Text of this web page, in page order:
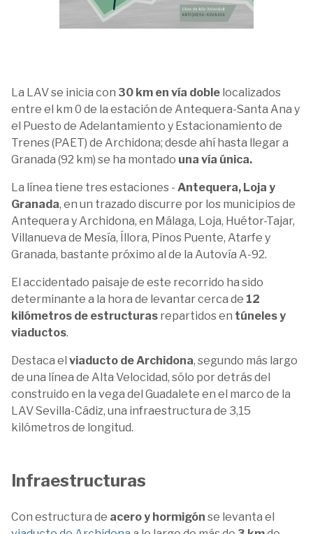
La LAV se inicia con 30 km en vía doble localizados
entre el km 0 de la estación de Antequera-Santa Ana y
el Puesto de Adelantamiento y Estacionamiento de
Trenes (PAET) de Archidona; desde ahí hasta llegar a
Granada (92 km) se ha montado una vía única.
La línea tiene tres estaciones - Antequera, Loja y
Granada, en un trazado discurre por los municipios de
Antequera y Archidona, en Málaga, Loja, Huétor-Tajar,
Villanueva de Mesía, Íllora, Pinos Puente, Atarfe y
Granada, bastante próximo al de la Autovía A-92.
El accidentado paisaje de este recorrido ha sido
determinante a la hora de levantar cerca de 12
kilómetros de estructuras repartidos en túneles y
viaductos.
Destaca el viaducto de Archidona, segundo más largo
de una línea de Alta Velocidad, sólo por detrás del
construido en la vega del Guadalete en el marco de la
LAV Sevilla-Cádiz, una infraestructura de 3,15
kilómetros de longitud.
Infraestructuras
Con estructura de acero y hormigón se levanta el